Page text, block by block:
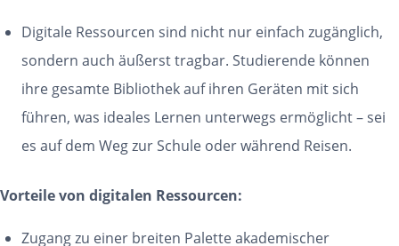
Digitale Ressourcen sind nicht nur einfach zugänglich,
sondern auch äußerst tragbar. Studierende können
ihre gesamte Bibliothek auf ihren Geräten mit sich
führen, was ideales Lernen unterwegs ermöglicht – sei
es auf dem Weg zur Schule oder während Reisen.
Vorteile von digitalen Ressourcen:
Zugang zu einer breiten Palette akademischer